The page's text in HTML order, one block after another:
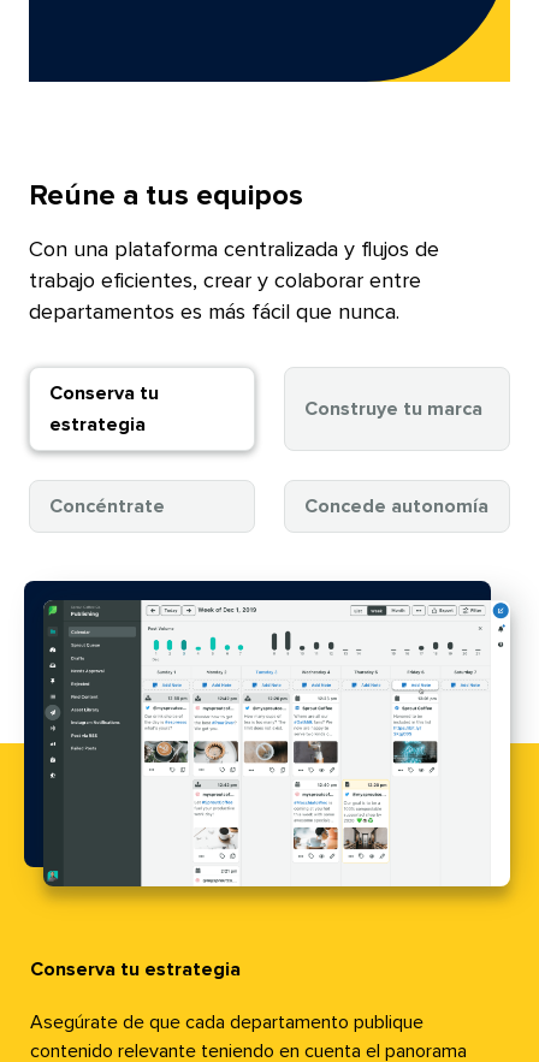
Reúne a tus equipos​​
Con una plataforma centralizada y flujos de
trabajo eficientes, crear y colaborar entre
departamentos es más fácil que nunca.​​
Conserva tu
estrategiaPulsa
para
acceder​​
tu
estrategia​​
Construye tu marcaPulsa
Crea
ConcéntratePulsa
para
Concéntrate​​
Concede autonomía
para
Conserva tu estrategia​​
Asegúrate de que cada departamento publique
contenido relevante teniendo en cuenta el panorama